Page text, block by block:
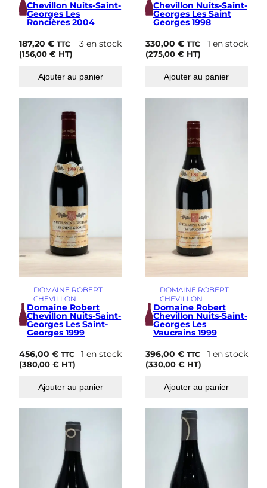
Chevillon Nuits-Saint-
Georges Les
Roncières 2004
187,20€ TTC
(156,00€ HT)
3 en stock
Ajouter au panier
Chevillon Nuits-Saint-
Georges Les Saint
Georges 1998
330,00 € TTC
(275,00 €HT)
1 en stock
Ajouter au panier
DOMAINE ROBERT
CHEVILLON
Domaine Robert
Chevillon Nuits-Saint-
Georges Les Saint-
Georges 1999
456,00€ TTC
(380,00€ HT)
1 en stock
Ajouter au panier
DOMAINE ROBERT
CHEVILLON
Domaine Robert
Chevillon Nuits-Saint-
Georges Les
Vaucrains 1999
396,00 € TTC
(330,00 €HT)
1 en stock
Ajouter au panier